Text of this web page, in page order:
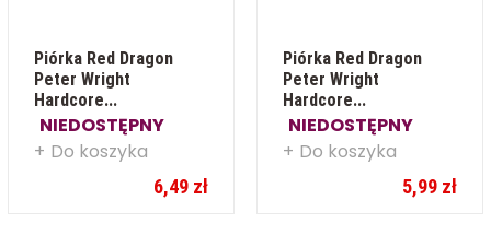
Piórka Red Dragon
Peter Wright
Hardcore...
NIEDOSTĘPNY
Do koszyka
6,49 zł
Piórka Red Dragon
Peter Wright
Hardcore...
NIEDOSTĘPNY
Do koszyka
5,99 zł